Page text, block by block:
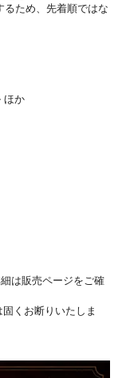
るため、先着順ではな
ほか
は販売ページをご確
くお断りいたしま